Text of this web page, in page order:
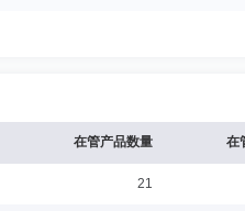
加入摩根基金管理(中国)有限公司(原
年3月至2015年9月同时担任摩根智
投资基金基金经理，自2019年3月起
在管产品数量 在
21